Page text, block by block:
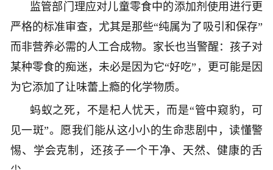
监管部门理应对儿童零食中的添加剂使用进行更
严格的标准审查，尤其是那些“纯属为了吸引和保存”
而非营养必需的人工合成物。家长也当警醒：孩子对
某种零食的痴迷，未必是因为它“好吃”，更可能是因
为它添加了让味蕾上瘾的化学物质。
蚂蚁之死，不是杞人忧天，而是“管中窥豹，可
见一斑”。愿我们能从这小小的生命悲剧中，读懂警
惕、学会克制，还孩子一个干净、天然、健康的舌